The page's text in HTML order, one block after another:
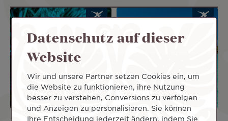
Image
PAUSCH
Datenschutz auf dieser
Website
Wir und unsere Partner setzen Cookies ein, um
die Website zu funktionieren, ihre Nutzung
besser zu verstehen, Conversions zu verfolgen
und Anzeigen zu personalisieren. Sie können
Ihre Entscheidung jederzeit ändern, indem Sie